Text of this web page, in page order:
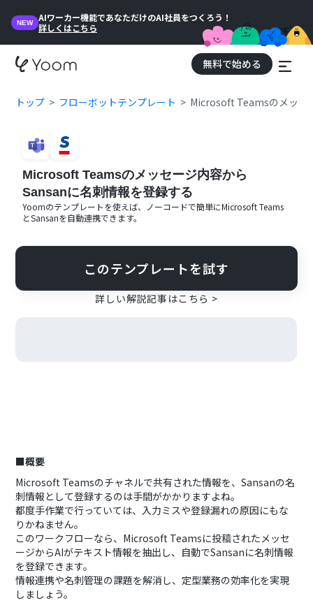
NEW
AIワーカー機能であなただけのAI社員をつくろう！
詳しくはこちら
無料で始める
トップ フローボットテンプレート Microsoft Teamsのメッセ
Microsoft Teamsのメッセージ内容から
Sansanに名刺情報を登録する
Yoomのテンプレートを使えば、ノーコードで簡単にMicrosoft Teams
とSansanを自動連携できます。
このテンプレートを試す
詳しい解説記事はこちら >
■概要
Microsoft Teamsのチャネルで共有された情報を、Sansanの名
刺情報として登録するのは手間がかかりますよね。
都度手作業で行っていては、入力ミスや登録漏れの原因にもな
りかねません。
このワークフローなら、Microsoft Teamsに投稿されたメッセ
ージからAIがテキスト情報を抽出し、自動でSansanに名刺情報
を登録できます。
情報連携や名刺管理の課題を解消し、定型業務の効率化を実現
しましょう。